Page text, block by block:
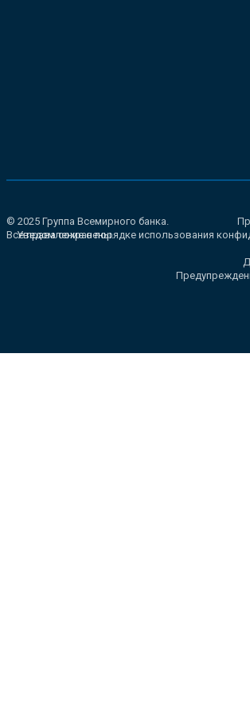
© 2025 Группа Всемирного банка.
Все права сохранены.
Уведомление о порядке использования